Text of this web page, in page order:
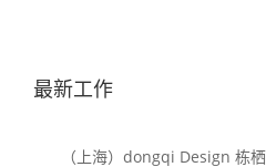
最新工作
（上海）dongqi Design 栋